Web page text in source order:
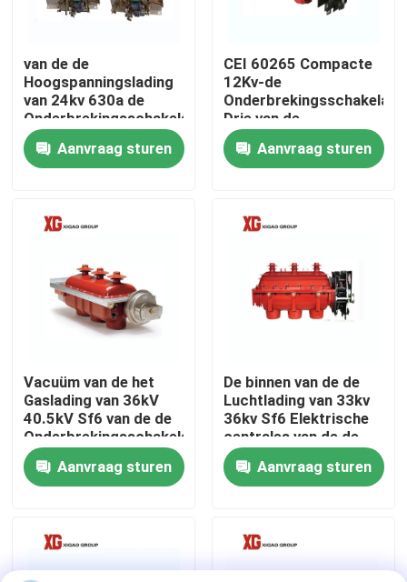
Huis
Producten
Ongeveer ons
Fabrieksreis
Kwaliteitscontrole
Verzoek om een Citaat
De Onderbrekingsschakelaar van de luchtlading
Het Mechanisme van de machtsdistributie
van de de
Hoogspanningslading
van 24kv 630a de
Onderbrekingsschakelaar
Lichtgewicht
Aanvraag sturen
CEI 60265 Compacte
12Kv-de
Onderbrekingsschakelaar
Drie van de
Luchtlading
Schakelaars
Aanvraag sturen
Vacuüm van de het
Gaslading van 36kV
40.5kV Sf6 van de de
Onderbrekingsschakelaar
de Elektrische
centralesgebruik
Aanvraag sturen
De binnen van de de
Luchtlading van 33kv
36kv Sf6 Elektrische
centrales van de de
Onderbrekingsschakelaar
Aanvraag sturen